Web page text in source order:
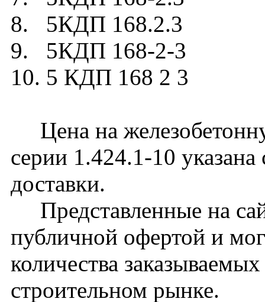
8. 5КДП 168.2.3
9. 5КДП 168-2-3
10. 5 КДП 168 2 3
Цена на
серии 1.424.1-10
доставки.
Представленные на
публичной офертой и
количества
строительном рынке.